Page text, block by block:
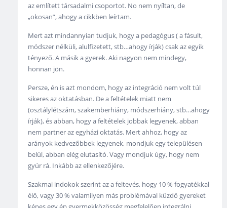
az említett társadalmi csoportot. No nem nyíltan, de
„okosan”, ahogy a cikkben leírtam.
Mert azt mindannyian tudjuk, hogy a pedagógus ( a fásult,
módszer nélküli, alulfizetett, stb…ahogy írják) csak az egyik
tényező. A másik a gyerek. Aki nagyon nem mindegy,
honnan jön.
Persze, én is azt mondom, hogy az integráció nem volt túl
sikeres az oktatásban. De a feltételek miatt nem
(osztálylétszám, szakemberhiány, módszerhiány, stb…ahogy
írják), és abban, hogy a feltételek jobbak legyenek, abban
nem partner az egyházi oktatás. Mert ahhoz, hogy az
arányok kedvezőbbek legyenek, mondjuk egy településen
belül, abban elég elutasító. Vagy mondjuk úgy, hogy nem
gyúr rá. Inkább az ellenkezőjére.
Szakmai indokok szerint az a feltevés, hogy 10 % fogyatékkal
élő, vagy 30 % valamilyen más problémával küzdő gyereket